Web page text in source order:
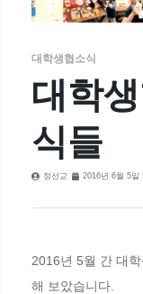
대학생협소식
대학
식들
정선교 2016년 6월 5일
2016년 5월 간 대
해 보았습니다.